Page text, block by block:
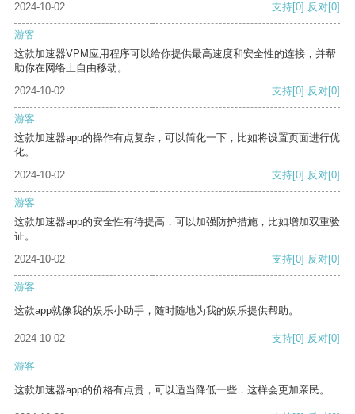
2024-10-02 支持[0] 反对[0]
游客
这款加速器VPM应用程序可以给你提供最高速度和安全性的连接，并帮
助你在网络上自由移动。
2024-10-02
支持[0] 反对[0]
游客
这款加速器app的操作有点复杂，可以简化一下，比如将设置页面进行优
化。
2024-10-02
支持[0] 反对[0]
游客
这款加速器app的安全性有待提高，可以加强防护措施，比如增加双重验
证。
2024-10-02
支持[0] 反对[0]
游客
这款app就像我的娱乐小助手，随时随地为我的娱乐提供帮助。
2024-10-02 支持[0] 反对[0]
游客
这款加速器app的价格有点贵，可以适当降低一些，这样会更加亲民。